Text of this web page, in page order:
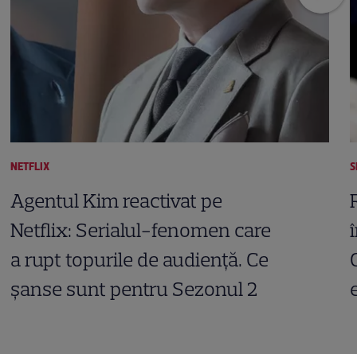
NETFLIX
Agentul Kim reactivat pe
Netflix: Serialul-fenomen care
a rupt topurile de audiență. Ce
șanse sunt pentru Sezonul 2